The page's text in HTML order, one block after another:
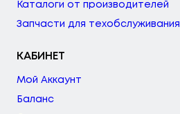
Каталоги от производителей
Запчасти для техобслуживания
КАБИНЕТ
Мой Аккаунт
Баланс